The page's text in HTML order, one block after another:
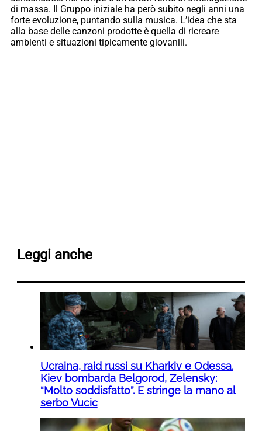
di massa. Il Gruppo iniziale ha però subito negli anni una
forte evoluzione, puntando sulla musica. L’idea che sta
alla base delle canzoni prodotte è quella di ricreare
ambienti e situazioni tipicamente giovanili.
Leggi anche
Ucraina, raid russi su Kharkiv e Odessa.
Kiev bombarda Belgorod, Zelensky:
“Molto soddisfatto”. E stringe la mano al
serbo Vucic